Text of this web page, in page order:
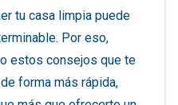
tu casa limpia puede
Por eso,
estos consejos que te
forma más rápida,